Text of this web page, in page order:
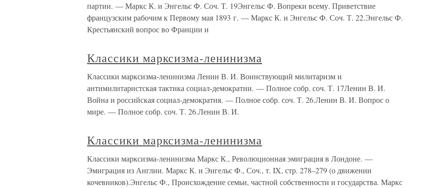
партии. — Маркс К. и Энгельс Ф. Соч. Т. 19Энгельс Ф. Вопреки всему. Приветствие
французским рабочим к Первому мая 1893 г. — Маркс К. и Энгельс Ф. Соч. Т. 22.Энгельс Ф.
Крестьянский вопрос во Франции и
Классики марксизма-ленинизма
Классики марксизма-ленинизма Ленин В. И. Воинствующий милитаризм и
антимилитаристская тактика социал-демократии. — Полное собр. соч. Т. 17Ленин В. И.
Война и российская социал-демократия. — Полное собр. соч. Т. 26.Ленин В. И. Вопрос о
мире. — Полное собр. соч. Т. 26.Ленин В. И.
Классики марксизма-ленинизма
Классики марксизма-ленинизма Маркс К., Революционная эмиграция в Лондоне. —
Эмиграция из Англии. Маркс К. и Энгельс Ф., Соч., т. IX, стр. 278–279 (о движении
кочевников).Энгельс Ф., Происхождение семьи, частной собственности и государства. Маркс